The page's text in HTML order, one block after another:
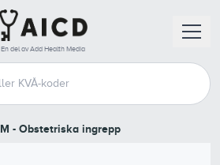
En del av Add Health Media
M - Obstetriska ingrepp